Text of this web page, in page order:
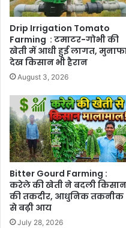
Drip Irrigation Tomato
Farming : टमाटर-गोभी की
खेती में आधी हुई लागत,
देख किसान भी हैरान
August 3, 2026
Bitter Gourd Farming :
करेले की खेती ने बदली किसान
की तकदीर, आधुनिक तकनीक
से बढ़ी आय
July 28, 2026